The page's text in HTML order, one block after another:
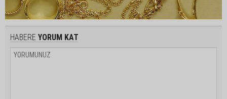
HABERE YORUM KAT